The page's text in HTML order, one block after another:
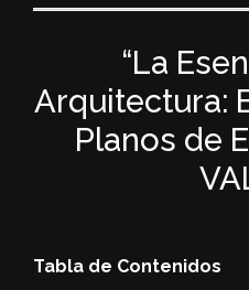
“La
Arquitectura:
Planos de
Tabla de Contenidos